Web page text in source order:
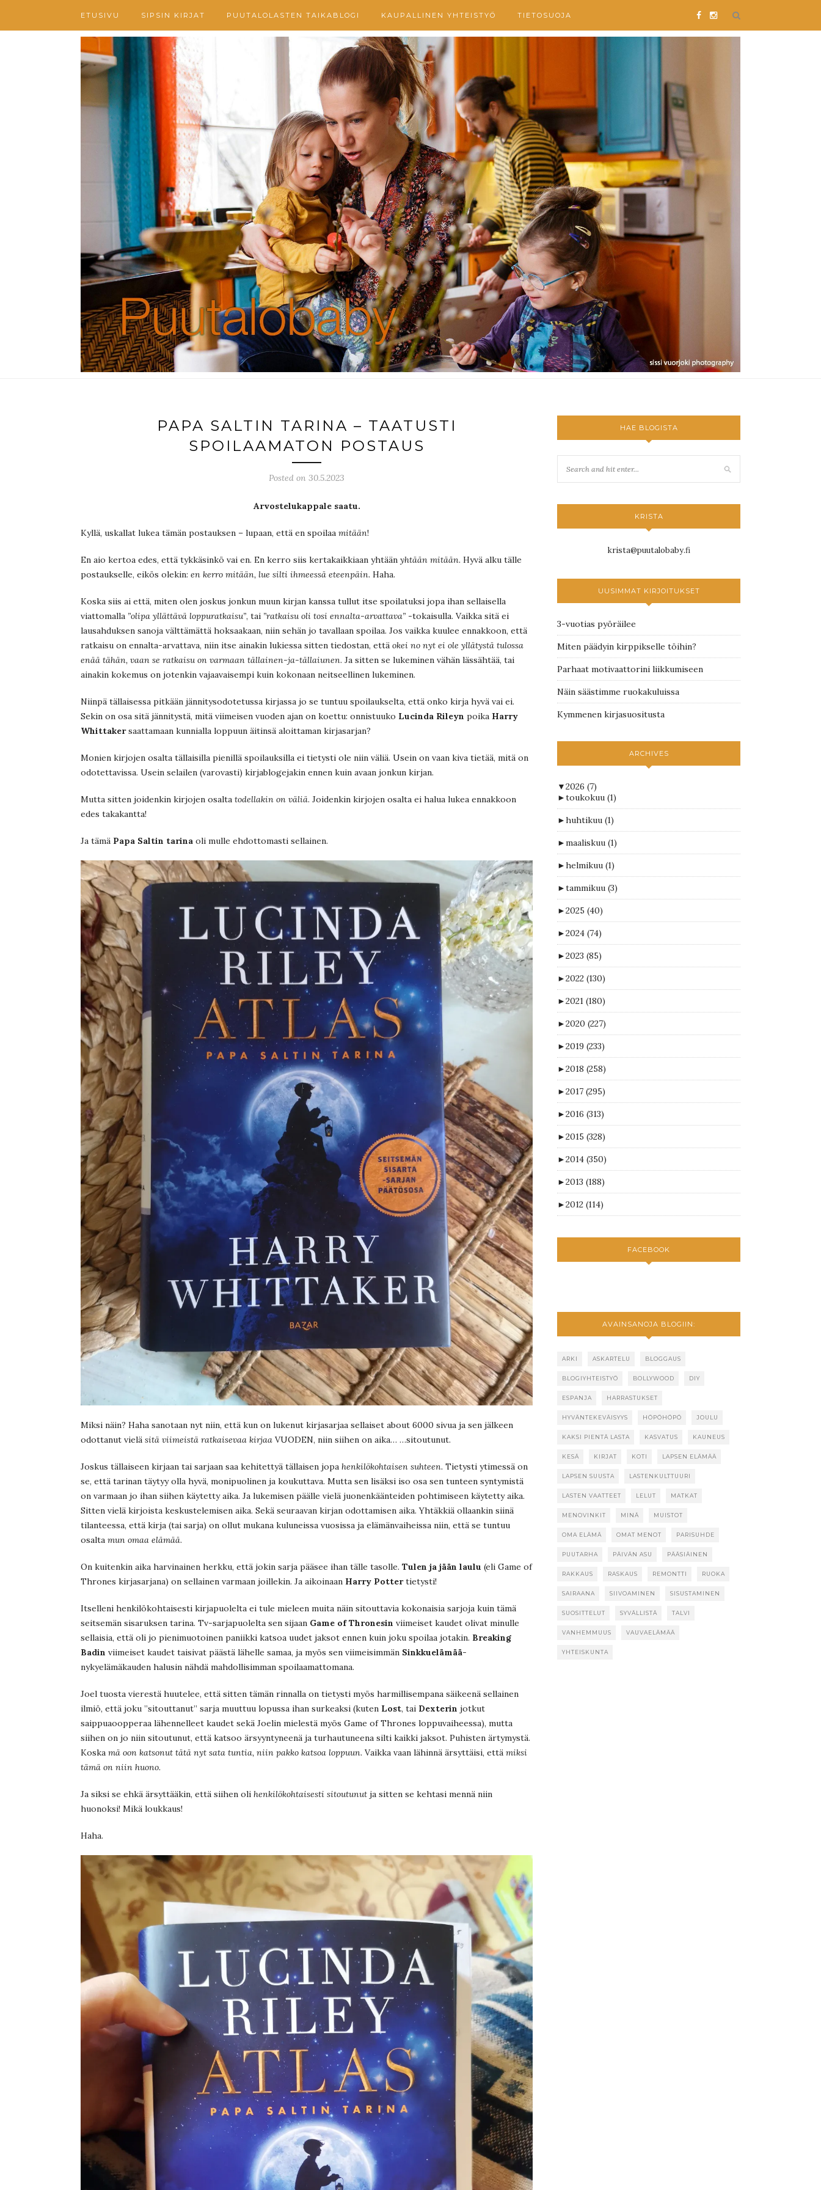
ETUSIVU SIPSIN KIRJAT PUUTALOLASTEN TAIKABLOGI KAUPALLINEN YHTEISTYÖ TIETOSUOJA
PAPA SALTIN TARINA – TAATUSTI
SPOILAAMATON POSTAUS
Posted on 30.5.2023
Arvostelukappale saatu.
Kyllä, uskallat lukea tämän postauksen – lupaan, että en spoilaa mitään!
En aio kertoa edes, että tykkäsinkö vai en. En kerro siis kertakaikkiaan yhtään yhtään mitään. Hyvä alku tälle
postaukselle, eikös olekin: en kerro mitään, lue silti ihmeessä eteenpäin. Haha.
Koska siis ai että, miten olen joskus jonkun muun kirjan kanssa tullut itse spoilatuksi jopa ihan sellaisella
viattomalla ”olipa yllättävä loppuratkaisu”, tai ”ratkaisu oli tosi ennalta-arvattava” -tokaisulla. Vaikka sitä ei
lausahduksen sanoja välttämättä hoksaakaan, niin sehän jo tavallaan spoilaa. Jos vaikka kuulee ennakkoon, että
ratkaisu on ennalta-arvattava, niin itse ainakin lukiessa sitten tiedostan, että okei no nyt ei ole yllätystä tulossa
enää tähän, vaan se ratkaisu on varmaan tällainen-ja-tällaiunen. Ja sitten se lukeminen vähän lässähtää, tai
ainakin kokemus on jotenkin vajaavaisempi kuin kokonaan neitseellinen lukeminen.
Niinpä tällaisessa pitkään jännitysodotetussa kirjassa jo se tuntuu spoilaukselta, että onko kirja hyvä vai ei.
Sekin on osa sitä jännitystä, mitä viimeisen vuoden ajan on koettu: onnistuuko Lucinda Rileyn poika Harry
Whittakersaattamaan kunnialla loppuun äitinsä aloittaman kirjasarjan?
Monien kirjojen osalta tällaisilla pienillä spoilauksilla ei tietysti ole niin väliä. Usein on vaan kiva tietää, mitä on
odotettavissa. Usein selailen (varovasti) kirjablogejakin ennen kuin avaan jonkun kirjan.
Mutta sitten joidenkin kirjojen osalta todellakin on väliä. Joidenkin kirjojen osalta ei halua lukea ennakkoon
edes takakantta!
Ja tämä Papa Saltin tarina oli mulle ehdottomasti sellainen.
Miksi näin? Haha sanotaan nyt niin, että kun on lukenut kirjasarjaa sellaiset about 6000 sivua ja sen jälkeen
odottanut vielä sitä viimeistä ratkaisevaa kirjaa VUODEN, niin siihen on aika… …sitoutunut.
Joskus tällaiseen kirjaan tai sarjaan saa kehitettyä tällaisen jopa henkilökohtaisen suhteen. Tietysti ytimessä on
se, että tarinan täytyy olla hyvä, monipuolinen ja koukuttava. Mutta sen lisäksi iso osa sen tunteen syntymistä
on varmaan jo ihan siihen käytetty aika. Ja lukemisen päälle vielä juonenkäänteiden pohtimiseen käytetty aika.
Sitten vielä kirjoista keskustelemisen aika. Sekä seuraavan kirjan odottamisen aika. Yhtäkkiä ollaankin siinä
tilanteessa, että kirja (tai sarja) on ollut mukana kuluneissa vuosissa ja elämänvaiheissa niin, että se tuntuu
osalta mun omaa elämää.
On kuitenkin aika harvinainen herkku, että jokin sarja pääsee ihan tälle tasolle. Tulen ja jään laulu (eli Game of
Thrones kirjasarjana) on sellainen varmaan joillekin. Ja aikoinaan Harry Pottertietysti!
Itselleni henkilökohtaisesti kirjapuolelta ei tule mieleen muita näin sitouttavia kokonaisia sarjoja kuin tämä
seitsemän sisaruksen tarina. Tv-sarjapuolelta sen sijaan Game of Thronesin viimeiset kaudet olivat minulle
sellaisia, että oli jo pienimuotoinen paniikki katsoa uudet jaksot ennen kuin joku spoilaa jotakin. Breaking
Badin viimeiset kaudet taisivat päästä lähelle samaa, ja myös sen viimeisimmän Sinkkuelämää-
nykyelämäkauden halusin nähdä mahdollisimman spoilaamattomana.
Joel tuosta vierestä huutelee, että sitten tämän rinnalla on tietysti myös harmillisempana säikeenä sellainen
ilmiö, että joku ”sitouttanut” sarja muuttuu lopussa ihan surkeaksi (kuten Lost, tai Dexterin jotkut
saippuaoopperaa lähennelleet kaudet sekä Joelin mielestä myös Game of Thrones loppuvaiheessa), mutta
siihen on jo niin sitoutunut, että katsoo ärsyyntyneenä ja turhautuneena silti kaikki jaksot. Puhisten ärtymystä.
Koska mä oon katsonut tätä nyt sata tuntia, niin pakko katsoa loppuun. Vaikka vaan lähinnä ärsyttäisi, että miksi
tämä on niin huono.
Ja siksi se ehkä ärsyttääkin, että siihen oli henkilökohtaisesti sitoutunut ja sitten se kehtasi mennä niin
huonoksi! Mikä loukkaus!
Haha.
HAE BLOGISTA
KRISTA
krista@puutalobaby.fi
UUSIMMAT KIRJOITUKSET
3-vuotias pyöräilee
Miten päädyin kirppikselle töihin?
Parhaat motivaattorini liikkumiseen
Näin säästimme ruokakuluissa
Kymmenen kirjasuositusta
ARCHIVES
▼2026 (7)
►toukokuu (1)
►huhtikuu (1)
►maaliskuu (1)
►helmikuu (1)
►tammikuu (3)
►2025 (40)
►2024 (74)
►2023 (85)
►2022 (130)
►2021 (180)
►2020 (227)
►2019 (233)
►2018 (258)
►2017 (295)
►2016 (313)
►2015 (328)
►2014 (350)
►2013 (188)
►2012 (114)
FACEBOOK
AVAINSANOJA BLOGIIN:
ARKI ASKARTELU BLOGGAUS
BLOGIYHTEISTYÖ BOLLYWOOD DIY
ESPANJA HARRASTUKSET
HYVÄNTEKEVÄISYYS HÖPÖHÖPÖ JOULU
KAKSI PIENTÄ LASTA KASVATUS KAUNEUS
KESÄ KIRJAT KOTI LAPSEN ELÄMÄÄ
LAPSEN SUUSTA LASTENKULTTUURI
LASTEN VAATTEET LELUT MATKAT
MENOVINKIT MINÄ MUISTOT
OMA ELÄMÄ OMAT MENOT PARISUHDE
PUUTARHA PÄIVÄN ASU PÄÄSIÄINEN
RAKKAUS RASKAUS REMONTTI RUOKA
SAIRAANA SIIVOAMINEN SISUSTAMINEN
SUOSITTELUT SYVÄLLISTÄ TALVI
VANHEMMUUS VAUVAELÄMÄÄ
YHTEISKUNTA